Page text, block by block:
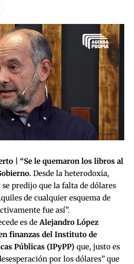
| “Se le quemaron los libros al
Desde la heterodoxia,
predijo que la falta de dólares
de cualquier esquema de
fue así”.
es deAlejandro López
finanzas del Instituto de
Públicas (IPyPP) que, justo es
por los dólares” que